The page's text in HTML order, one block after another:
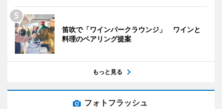
笛吹で「ワインパークラウンジ」 ワインと
料理のペアリング提案
もっと見る
フォトフラッシュ